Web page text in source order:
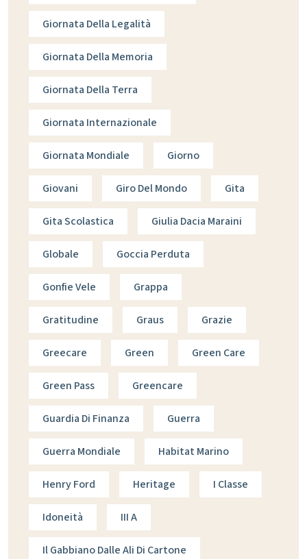
Giornata Della Legalità
Giornata Della Memoria
Giornata Della Terra
Giornata Internazionale
Giornata Mondiale Giorno
Giovani Giro Del Mondo Gita
Gita Scolastica Giulia Dacia Maraini
Globale Goccia Perduta
Gonfie Vele Grappa
Gratitudine Graus Grazie
Greecare Green Green Care
Green Pass Greencare
Guardia Di Finanza Guerra
Guerra Mondiale Habitat Marino
Henry Ford Heritage I Classe
Idoneità III A
Il Gabbiano Dalle Ali Di Cartone